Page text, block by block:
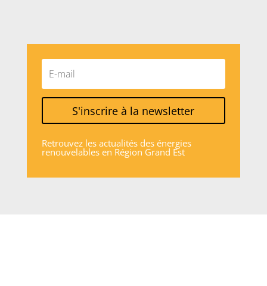
Retrouvez les actualités des énergies
renouvelables en Région Grand Est
S'inscrire à la newsletter